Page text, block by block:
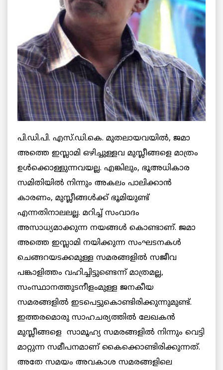
പി.ഡി.പി. എസ്.ഡി.കെ. മുതലായവയില്‍, ജമാ
അത്തെ ഇസ്ലാമി ഒഴിച്ചുള്ളവ മുസ്ലീങ്ങളെ മാത്രം
ഉള്‍ക്കൊള്ളുന്നവയല്ല. എങ്കിലും, ഭൂഅധികാര
സമിതിയില്‍ നിന്നും അകലം പാലിക്കാന്‍
കാരണം, മുസ്ലീങ്ങള്‍ക്ക് ഭൂമിയുണ്ട്
എന്നതിനാലലല്ല. മറിച്ച് സംവാദം
അസാധ്യമാക്കുന്ന നയങ്ങള്‍ കൊണ്ടാണ്. ജമാ
അത്തെ ഇസ്ലാമി നയിക്കുന്ന സംഘടനകള്‍
ചെങ്ങറയടക്കമുള്ള സമരങ്ങളില്‍ സജീവ
പങ്കാളിത്തം വഹിച്ചിട്ടുണ്ടെന്ന് മാത്രമല്ല,
സംസ്ഥാനത്തുടനീളംമുള്ള ജനകീയ
സമരങ്ങളില്‍ ഇടപെട്ടുകൊണ്ടിരിക്കുന്നുമുണ്ട്.
ഇത്തരമൊരു സാഹചര്യത്തില്‍ ലേഖകന്‍
മുസ്ലീങ്ങളെ സാമൂഹ്യ സമരങ്ങളില്‍ നിന്നും വെട്ടി
മാറ്റുന്ന സമീപനമാണ് കൈക്കൊണ്ടിരിക്കുന്നത്.
അതേ സമയം അവകാശ സമരങ്ങളിലെ